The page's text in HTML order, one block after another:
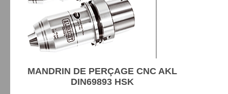
MANDRIN DE PERÇAGE CNC AKL
DIN69893 HSK